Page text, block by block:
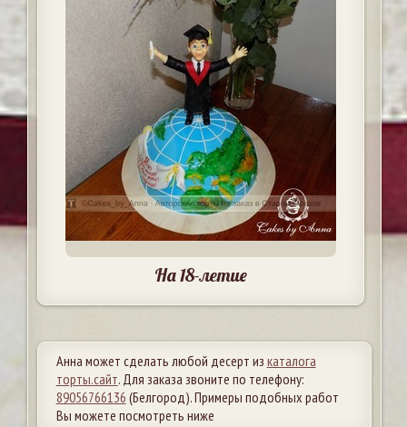
На 18-летие
Анна может сделать любой десерт из каталога
торты.сайт. Для заказа звоните по телефону:
89056766136 (Белгород). Примеры подобных работ
Вы можете посмотреть ниже